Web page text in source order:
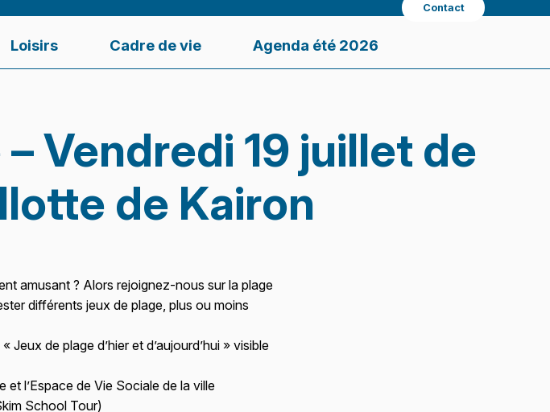
Loisirs Cadre de vie Agenda été 2026
Contact
Vendredi 19 juillet de
de Kairon
amusant ? Alors rejoignez-nous sur la plage
différents jeux de plage, plus ou moins
Jeux de plage d’hier et d’aujourd’hui » visible
et l’Espace de Vie Sociale de la ville
School Tour)